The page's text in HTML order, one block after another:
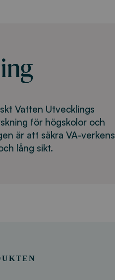
Vatten Utvecklings
för högskolor och
är att säkra VA-verkens
lång sikt.